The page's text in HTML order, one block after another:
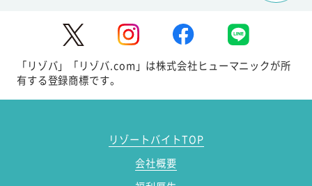
「リゾバ」「リゾバ.com」は株式会社ヒューマニックが所
有する登録商標です。
リゾートバイトTOP
会社概要